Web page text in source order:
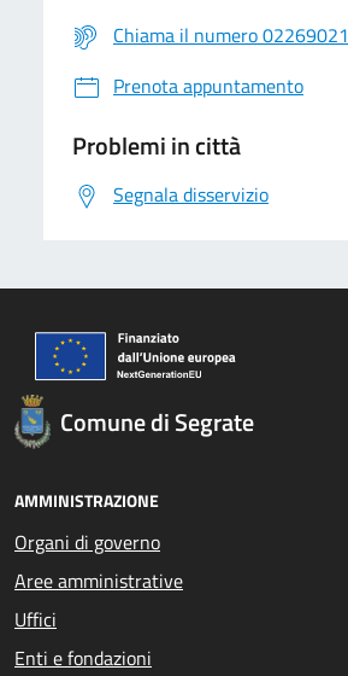
Chiama il numero 02269021
Prenota appuntamento
Problemi in città
Segnala disservizio
Comune di Segrate
AMMINISTRAZIONE
Organi di governo
Aree amministrative
Uffici
Enti e fondazioni